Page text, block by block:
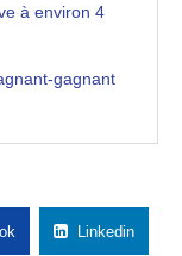
à environ 4
gagnant
Linkedin